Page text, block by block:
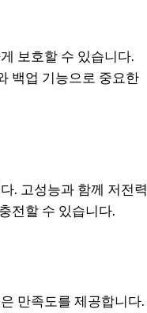
보호할 수 있습니다.
백업 기능으로 중요한
. 고성능과 함께 저전력
전할 수 있습니다.
만족도를 제공합니다.